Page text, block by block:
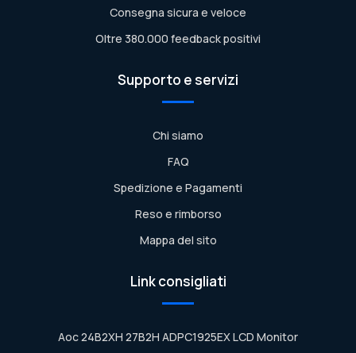
Consegna sicura e veloce
Oltre 380.000 feedback positivi
Supporto e servizi
Chi siamo
FAQ
Spedizione e Pagamenti
Reso e rimborso
Mappa del sito
Link consigliati
Aoc 24B2XH 27B2H ADPC1925EX LCD Monitor